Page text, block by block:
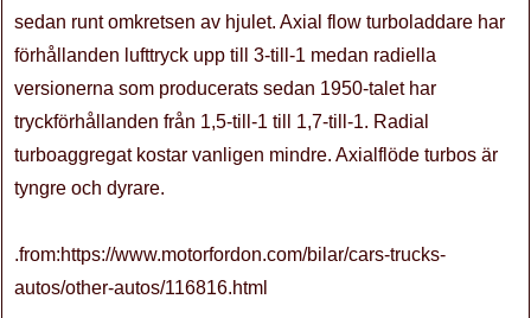
sedan runt omkretsen av hjulet. Axial flow turboladdare har
förhållanden lufttryck upp till 3-till-1 medan radiella
versionerna som producerats sedan 1950-talet har
tryckförhållanden från 1,5-till-1 till 1,7-till-1. Radial
turboaggregat kostar vanligen mindre. Axialflöde turbos är
tyngre och dyrare.
.from:https://www.motorfordon.com/bilar/cars-trucks-
autos/other-autos/116816.html